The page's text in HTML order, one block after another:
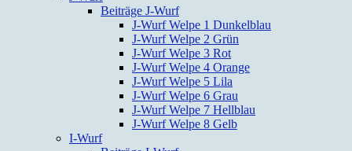
Beiträge J-Wurf
J-Wurf Welpe 1 Dunkelblau
J-Wurf Welpe 2 Grün
J-Wurf Welpe 3 Rot
J-Wurf Welpe 4 Orange
J-Wurf Welpe 5 Lila
J-Wurf Welpe 6 Grau
J-Wurf Welpe 7 Hellblau
J-Wurf Welpe 8 Gelb
I-Wurf